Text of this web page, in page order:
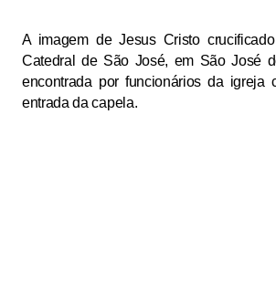
A imagem de Jesus Cristo
Catedral de São José, em São José
encontrada por funcionários da
entrada da capela.